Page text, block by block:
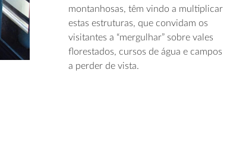
montanhosas, têm vindo a multiplicar
estas estruturas, que convidam os
visitantes a “mergulhar” sobre vales
florestados, cursos de água e campos
a perder de vista.